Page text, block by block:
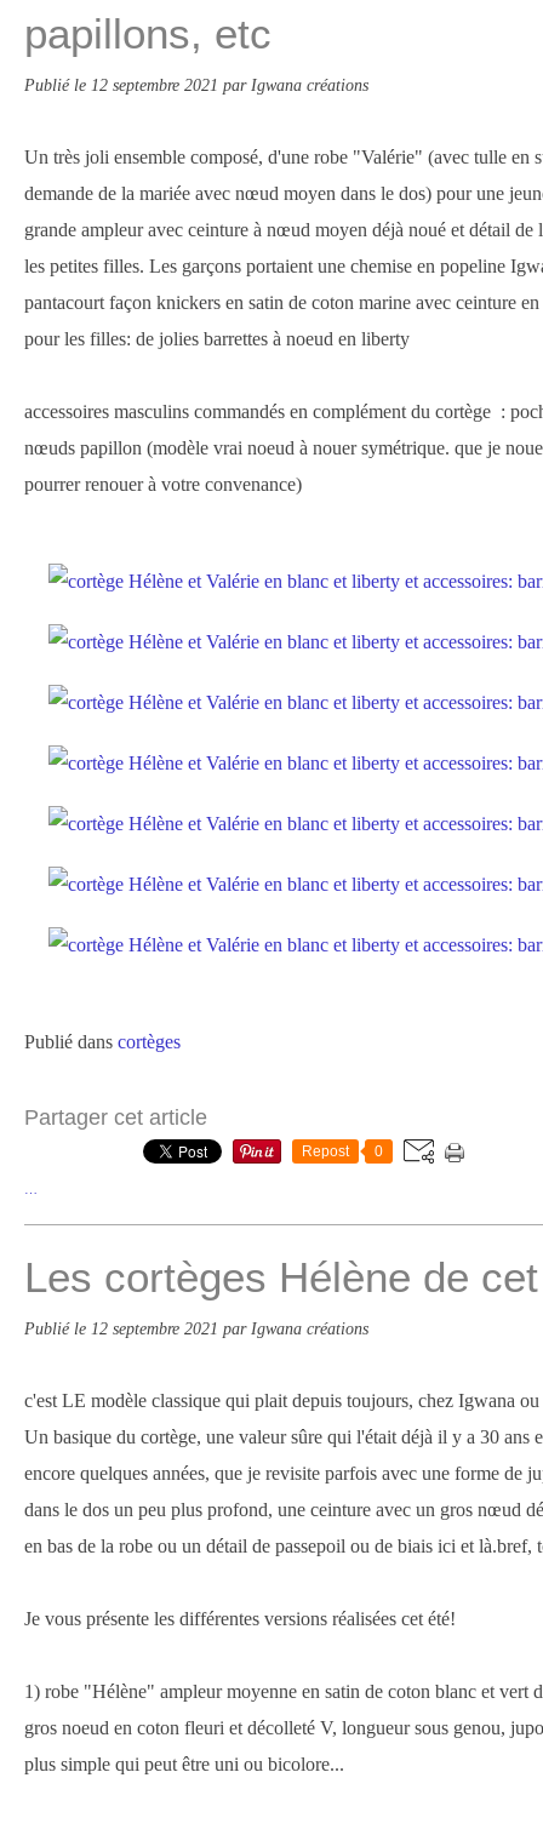
papillons, etc
Publié le 12 septembre 2021 par Igwana créations
Un très joli ensemble composé, d'une robe "Valérie" (avec tulle en
demande de la mariée avec nœud moyen dans le dos) pour une
grande ampleur avec ceinture à nœud moyen déjà noué et détail de
les petites filles. Les garçons portaient une chemise en popeline
pantacourt façon knickers en satin de coton marine avec ceinture
pour les filles: de jolies barrettes à noeud en liberty
accessoires masculins commandés en complément du cortège :
nœuds papillon (modèle vrai noeud à nouer symétrique. que je
pourrer renouer à votre convenance)
Publié dans cortèges
Partager cet article
Repost 0
Les cortèges Hélène de
Publié le 12 septembre 2021 par Igwana créations
c'est LE modèle classique qui plait depuis toujours, chez Igwana
Un basique du cortège, une valeur sûre qui l'était déjà il y a 30 ans
encore quelques années, que je revisite parfois avec une forme de
dans le dos un peu plus profond, une ceinture avec un gros nœud
en bas de la robe ou un détail de passepoil ou de biais ici et là.bref,
Je vous présente les différentes versions réalisées cet été!
1) robe "Hélène" ampleur moyenne en satin de coton blanc et vert
gros noeud en coton fleuri et décolleté V, longueur sous genou,
plus simple qui peut être uni ou bicolore...